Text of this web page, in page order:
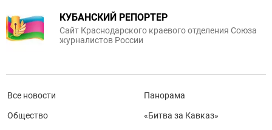
КУБАНСКИЙ РЕПОРТЕР
Сайт Краснодарского краевого отделения Союза
журналистов России
Все новости
Общество
Панорама
«Битва за Кавказ»